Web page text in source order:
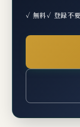
💬
👍
編
ン
✓ 無料✓ 登録不要